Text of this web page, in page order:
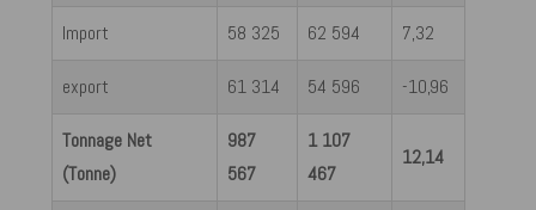
Import 58 325 62 594 7,32
export 61 314 54 596 -10,96
Tonnage Net
(Tonne)
987
567
1 107
467
12,14